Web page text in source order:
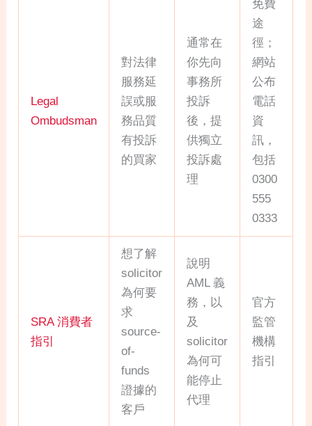
Legal
Ombudsman
對法律
服務延
誤或服
務品質
有投訴
的買家
通常在
你先向
事務所
投訴
後，提
供獨立
投訴處
理
免費
途
徑；
網站
公布
電話
資
訊，
包括
0300
555
0333
SRA 消費者
指引
想了解
solicitor
為何要
求
source-
of-
funds
證據的
客戶
說明
AML 義
務，以
及
solicitor
為何可
能停止
代理
官方
監管
機構
指引